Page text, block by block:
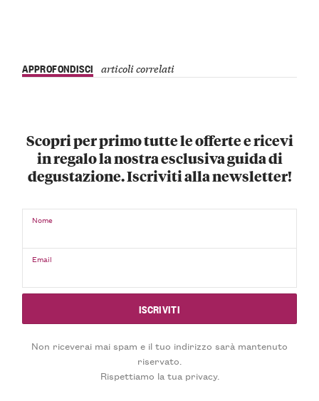
APPROFONDISCI articoli correlati
Scopri per primo tutte le offerte e ricevi
in regalo la nostra esclusiva guida di
degustazione. Iscriviti alla newsletter!
Nome
Email
Non riceverai mai spam e il tuo indirizzo sarà mantenuto
riservato.
Rispettiamo la tua privacy.